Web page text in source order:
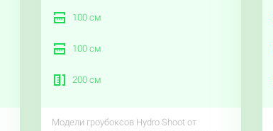
100 см
100 см
200 см
Модели гроубоксов Hydro Shoot от